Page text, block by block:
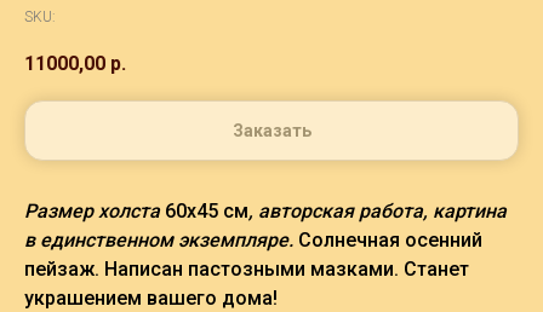
SKU:
11000,00 р.
Заказать
Размер холста 60х45 см, авторская работа, картина
в единственном экземпляре. Солнечная осенний
пейзаж. Написан пастозными мазками. Станет
украшением вашего дома!